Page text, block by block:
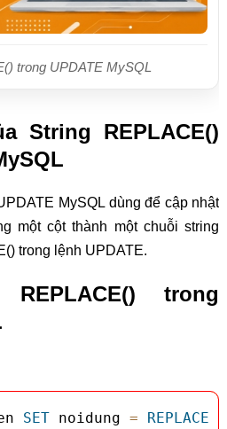
trong UPDATE MySQL
String REPLACE()
MySQL dùng để cập nhật
một cột thành một chuỗi string
trong lệnh UPDATE.
trong
SET noidung = REPLACE